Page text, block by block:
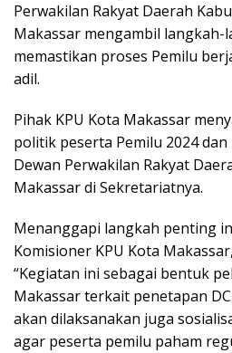
Perwakilan Rakyat Daerah
Makassar mengambil
memastikan proses Pemilu
adil.
Pihak KPU Kota Makassar
politik peserta Pemilu 2024
Dewan Perwakilan Rakyat
Makassar di Sekretariatnya.
Menanggapi langkah penting
Komisioner KPU Kota
“Kegiatan ini sebagai bentuk
Makassar terkait penetapan
akan dilaksanakan juga
agar peserta pemilu paham